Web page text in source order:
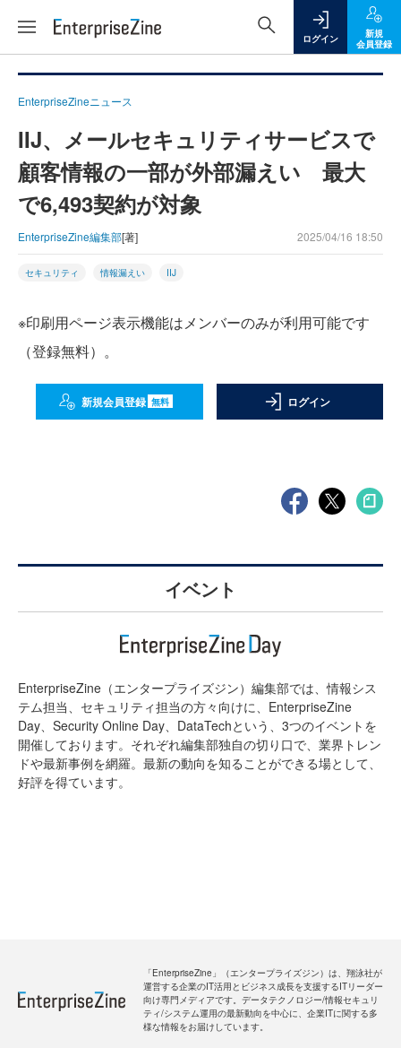
ログイン
新規
会員登録
EnterpriseZineニュース
IIJ、メールセキュリティサービスで
顧客情報の一部が外部漏えい 最大
で6,493契約が対象
EnterpriseZine編集部[著] 2025/04/16 18:50
セキュリティ 情報漏えい IIJ
※印刷用ページ表示機能はメンバーのみが利用可能です
（登録無料）。
新規会員登録 無料 ログイン
イベント
EnterpriseZine（エンタープライズジン）編集部では、情報シス
テム担当、セキュリティ担当の方々向けに、EnterpriseZine
Day、Security Online Day、DataTechという、3つのイベントを
開催しております。それぞれ編集部独自の切り口で、業界トレン
ドや最新事例を網羅。最新の動向を知ることができる場として、
好評を得ています。
「EnterpriseZine」（エンタープライズジン）は、翔泳社が
運営する企業のIT活用とビジネス成長を支援するITリーダー
向け専門メディアです。データテクノロジー/情報セキュリ
ティ/システム運用の最新動向を中心に、企業ITに関する多
様な情報をお届けしています。